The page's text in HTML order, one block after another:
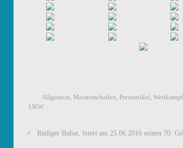
Allgemein, Meisterschaften, Pressartikel, Wettkampf
UKW
Rüdiger Bubat, feiert am 25.06.2016 seinen 70.